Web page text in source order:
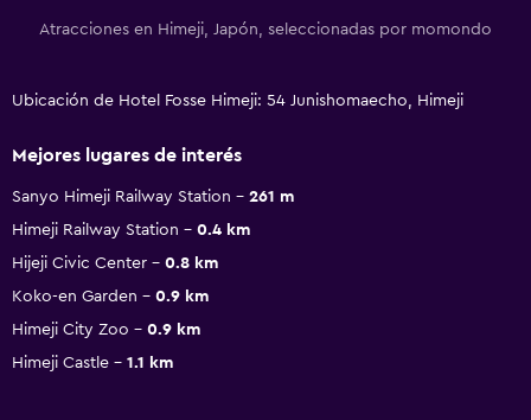
Atracciones en Himeji, Japón, seleccionadas por momondo
Ubicación de Hotel Fosse Himeji: 54 Junishomaecho, Himeji
Mejores lugares de interés
Sanyo Himeji Railway Station
261 m
Himeji Railway Station
0.4 km
Hijeji Civic Center
0.8 km
Koko-en Garden
0.9 km
Himeji City Zoo
0.9 km
Himeji Castle
1.1 km